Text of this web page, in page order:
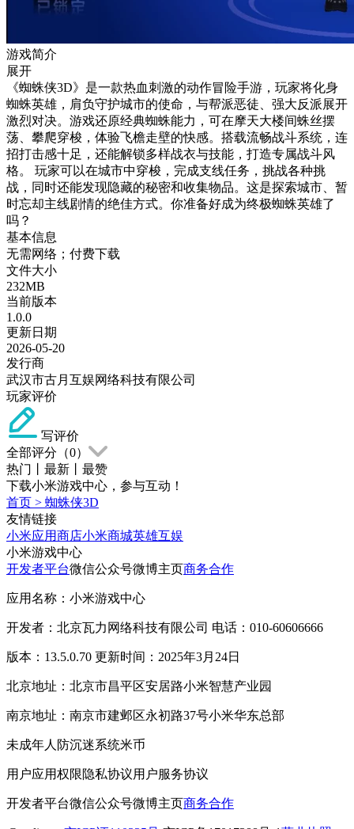
游戏简介
展开
《蜘蛛侠3D》是一款热血刺激的动作冒险手游，玩家将化身
蜘蛛英雄，肩负守护城市的使命，与帮派恶徒、强大反派展开
激烈对决。游戏还原经典蜘蛛能力，可在摩天大楼间蛛丝摆
荡、攀爬穿梭，体验飞檐走壁的快感。搭载流畅战斗系统，连
招打击感十足，还能解锁多样战衣与技能，打造专属战斗风
格。 玩家可以在城市中穿梭，完成支线任务，挑战各种挑
战，同时还能发现隐藏的秘密和收集物品。这是探索城市、暂
时忘却主线剧情的绝佳方式。你准备好成为终极蜘蛛英雄了
吗？
基本信息
无需网络；付费下载
文件大小
232MB
当前版本
1.0.0
更新日期
2026-05-20
发行商
武汉市古月互娱网络科技有限公司
玩家评价
写评价
全部评分（0）
热门
最新
最赞
下载小米游戏中心，参与互动！
首页 > 蜘蛛侠3D
友情链接
小米应用商店小米商城英雄互娱
小米游戏中心
开发者平台微信公众号微博主页商务合作
应用名称：小米游戏中心
开发者：北京瓦力网络科技有限公司 电话：010-60606666
版本：13.5.0.70 更新时间：2025年3月24日
北京地址：北京市昌平区安居路小米智慧产业园
南京地址：南京市建邺区永初路37号小米华东总部
未成年人防沉迷系统米币
用户应用权限隐私协议用户服务协议
开发者平台微信公众号微博主页商务合作